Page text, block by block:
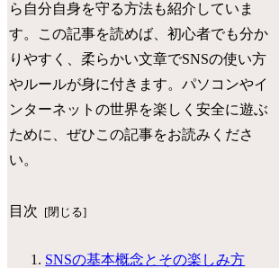
ら自分自身を守る方法も紹介していま
す。この記事を読めば、初心者でも分か
りやすく、柔らかい文章でSNSの使い方
やルールが身に付きます。パソコンやイ
ンターネットの世界を楽しく安全に遊ぶ
ために、ぜひこの記事をお読みくださ
い。
目次
SNSの基本概念とその楽しみ方